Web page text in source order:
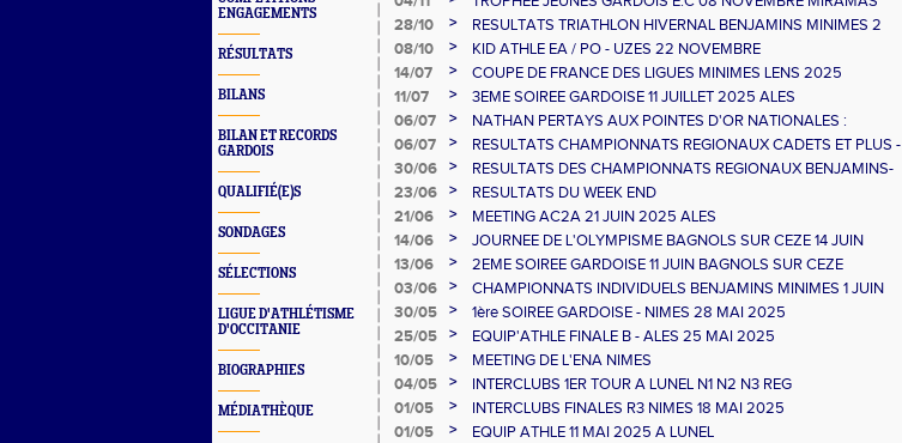
ENGAGEMENTS
RÉSULTATS
BILANS
BILAN ET RECORDS
GARDOIS
QUALIFIÉ(E)S
SONDAGES
SÉLECTIONS
LIGUE D'ATHLÉTISME
D'OCCITANIE
BIOGRAPHIES
MÉDIATHÈQUE
28/10
>
RESULTATS TRIATHLON HIVERNAL BENJAMINS MINIMES 2
NOVEMBRE MIRAMAS
08/10 >
KID ATHLE EA / PO - UZES 22 NOVEMBRE
14/07
>
COUPE DE FRANCE DES LIGUES MINIMES LENS 2025
11/07
>
3EME SOIREE GARDOISE 11 JUILLET 2025 ALES
06/07
>
NATHAN PERTAYS AUX POINTES D'OR NATIONALES :
MEDAILLE DE BRONZE
06/07 >
RESULTATS CHAMPIONNATS REGIONAUX CADETS ET PLUS -
ALBI 5/6 JUILLET
30/06 >
RESULTATS DES CHAMPIONNATS REGIONAUX BENJAMINS-
MINIMES ALBI 29 JUIN
23/06 > RESULTATS DU WEEK END
21/06 >
MEETING AC2A 21 JUIN 2025 ALES
14/06
>
JOURNEE DE L'OLYMPISME BAGNOLS SUR CEZE 14 JUIN
13/06
>
2EME SOIREE GARDOISE 11 JUIN BAGNOLS SUR CEZE
03/06
>
CHAMPIONNATS INDIVIDUELS BENJAMINS MINIMES 1 JUIN
2025 A NIMES
30/05 >
1ère SOIREE GARDOISE - NIMES 28 MAI 2025
25/05
>
EQUIP'ATHLE FINALE B - ALES 25 MAI 2025
10/05
>
MEETING DE L'ENA NIMES
04/05
>
INTERCLUBS 1ER TOUR A LUNEL N1 N2 N3 REG
01/05
>
INTERCLUBS FINALES R3 NIMES 18 MAI 2025
01/05
>
EQUIP ATHLE 11 MAI 2025 A LUNEL